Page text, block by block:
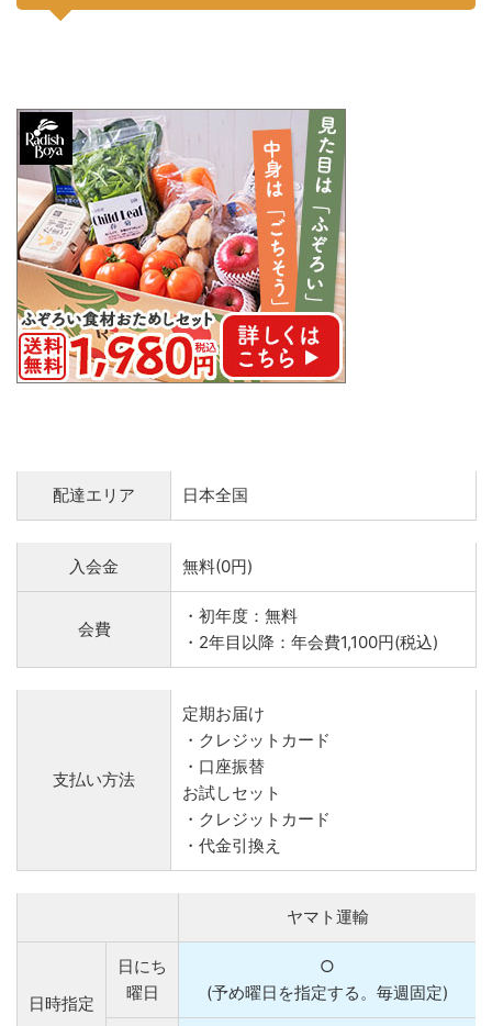
配達エリア 日本全国
入会金 無料(0円)
会費
・初年度：無料
・2年目以降：年会費1,100円(税込)
支払い方法
定期お届け
・クレジットカード
・口座振替
お試しセット
・クレジットカード
・代金引換え
ヤマト運輸
日時指定
日にち
曜日
○
(予め曜日を指定する。毎週固定)